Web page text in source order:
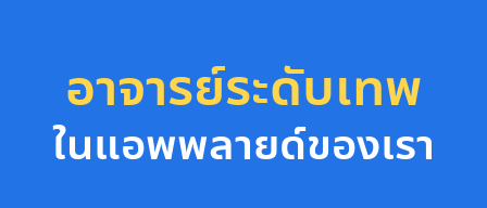
อาจารย์ระดับเทพ
ในแอพพลายด์ของเรา